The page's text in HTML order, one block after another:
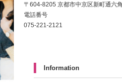
〒604-8205 京都市中京区新町通六
電話番号
075-221-2121
Information